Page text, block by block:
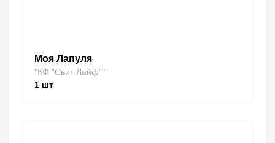
Моя Лапуля
"КФ "Свит Лайф""
1 шт